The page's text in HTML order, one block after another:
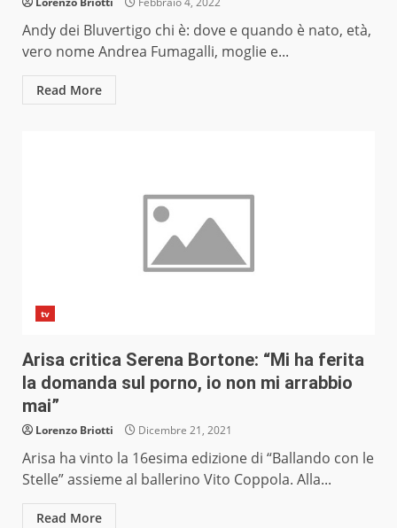
Andy dei Bluvertigo chi è: dove e quando è nato, età,
vero nome Andrea Fumagalli, moglie e...
Read More
tv
Arisa critica Serena Bortone: “Mi ha ferita
la domanda sul porno, io non mi arrabbio
mai”
Lorenzo Briotti Dicembre 21, 2021
Arisa ha vinto la 16esima edizione di “Ballando con le
Stelle” assieme al ballerino Vito Coppola. Alla...
Read More